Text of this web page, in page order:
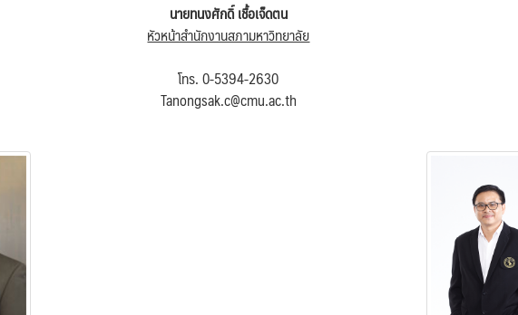
นายทนงศักดิ์ เชื้อเจ็ดตน
หัวหน้าสำนักงานสภามหาวิทยาลัย
โทร. 0-5394-2630
Tanongsak.c@cmu.ac.th